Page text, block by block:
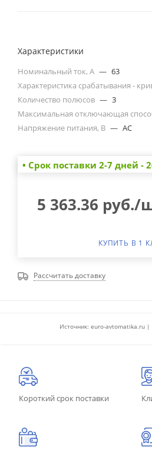
Характеристики
Номинальный ток, А — 63
Характеристика срабатывания -
Количество полюсов — 3
Максимальная отключающая
Напряжение питания, В — AC
• Cрок поставки 2-7 дней -
5 363.36 руб./
КУПИТЬ В 1
Рассчитать доставку
Источник: euro-avtomatika.ru |
Короткий срок поставки